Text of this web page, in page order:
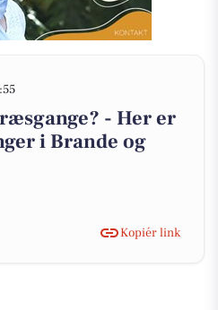
- Her er
i Brande og
Kopiér link